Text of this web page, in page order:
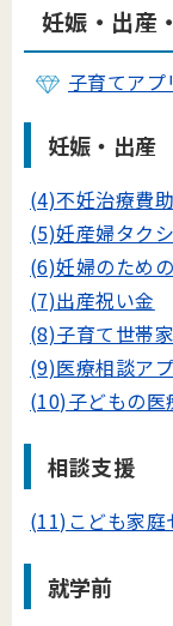
妊娠・出産
子育てアプ
妊娠・出産
(4)不妊治療費
(5)妊産婦タク
(6)妊婦のため
(7)出産祝い金
(8)子育て世帯
(9)医療相談ア
(10)子どもの医
相談支援
(11)こども家庭
就学前